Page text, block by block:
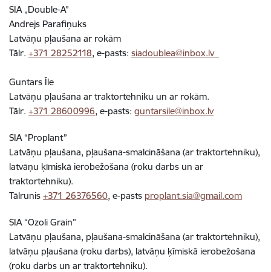
SIA „Double-A”
Andrejs Parafiņuks
Latvāņu pļaušana ar rokām
Tālr. +371 28252118, e-pasts: siadoublea@inbox.lv
Guntars Īle
Latvāņu pļaušana ar traktortehniku un ar rokām.
Tālr. +371 28600996, e-pasts: guntarsile@inbox.lv
SIA “Proplant”
Latvāņu pļaušana, pļaušana-smalcināšana (ar traktortehniku),
latvāņu ķīmiskā ierobežošana (roku darbs un ar
traktortehniku).
Tālrunis +371 26376560, e-pasts proplant.sia@gmail.com
SIA “Ozoli Grain”
Latvāņu pļaušana, pļaušana-smalcināšana (ar traktortehniku),
latvāņu pļaušana (roku darbs), latvāņu ķīmiskā ierobežošana
(roku darbs un ar traktortehniku).